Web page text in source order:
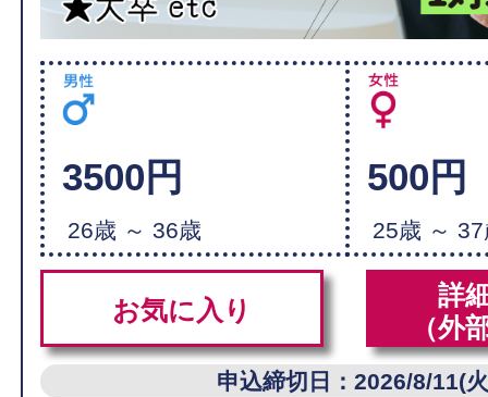
3500円
26歳 ～ 36歳
500円
25歳 ～
お気に入り
詳
（外
申込締切日：2026/8/11(